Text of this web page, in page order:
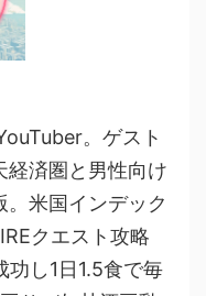
。ゲスト
経済圏と男性向け
米国インデック
クエスト攻略
し1日1.5食で毎